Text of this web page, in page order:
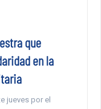
que
en la
jueves por el